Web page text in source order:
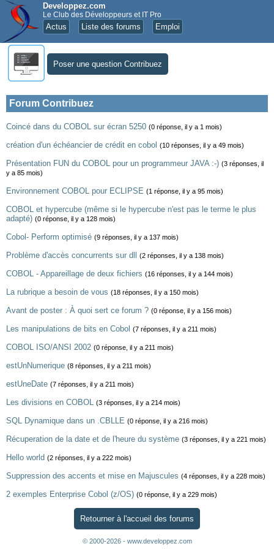
Developpez.com
Le Club des Développeurs et IT Pro
Actus Liste des forums Emploi
Poser une question Contribuez
Forum Contribuez
Coincé dans du COBOL sur écran 5250 (0 réponse, il y a 1 mois)
création d'un échéancier de crédit en cobol (10 réponses, il y a 49 mois)
Présentation FUN du COBOL pour un programmeur JAVA :-) (3 réponses, il
y a 85 mois)
Environnement COBOL pour ECLIPSE (1 réponse, il y a 95 mois)
COBOL et hypercube (même si le hypercube n'est pas le terme le plus
adapté) (0 réponse, il y a 128 mois)
Cobol- Perform optimisé (9 réponses, il y a 137 mois)
Problème d'accès concurrents sur dll (2 réponses, il y a 138 mois)
COBOL - Appareillage de deux fichiers (16 réponses, il y a 144 mois)
La rubrique a besoin de vous (18 réponses, il y a 150 mois)
Avant de poster : À quoi sert ce forum ? (0 réponse, il y a 156 mois)
Les manipulations de bits en Cobol (7 réponses, il y a 211 mois)
COBOL ISO/ANSI 2002 (0 réponse, il y a 211 mois)
estUnNumerique (8 réponses, il y a 211 mois)
estUneDate (7 réponses, il y a 211 mois)
Les divisions en COBOL (3 réponses, il y a 214 mois)
SQL Dynamique dans un .CBLLE (0 réponse, il y a 216 mois)
Récuperation de la date et de l'heure du système (3 réponses, il y a 221 mois)
Hello world (2 réponses, il y a 222 mois)
Suppression des accents et mise en Majuscules (4 réponses, il y a 228 mois)
2 exemples Enterprise Cobol (z/OS) (0 réponse, il y a 229 mois)
Retourner à l'accueil des forums
© 2000-2026 - www.developpez.com